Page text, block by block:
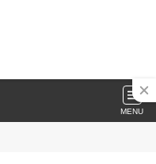
MENU